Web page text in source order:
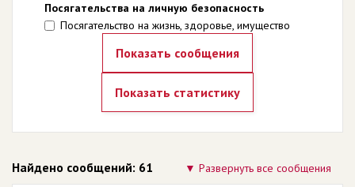
Посягательства на личную безопасность
Посягательство на жизнь, здоровье, имущество
Найдено сообщений: 61 Развернуть все сообщения